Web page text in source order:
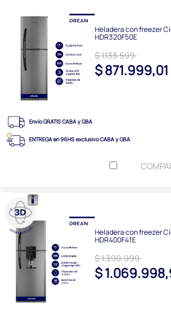
Heladera con freezer
HDR320F50E
$ 1.133.599
$ 871.999,01
Envío GRATIS CABA y GBA
ENTREGA en 96HS exclusivo CABA y GBA
Heladera con freezer
HDR400F41E
$ 1.390.999
$